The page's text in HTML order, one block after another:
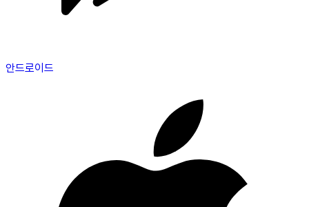
안드로이드